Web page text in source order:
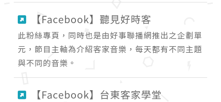
【Facebook】聽見好時客
此粉絲專頁，同時也是由好事聯播網推出之企劃單
元，節目主軸為介紹客家音樂，每天都有不同主題
與不同的音樂。
【Facebook】台東客家學堂